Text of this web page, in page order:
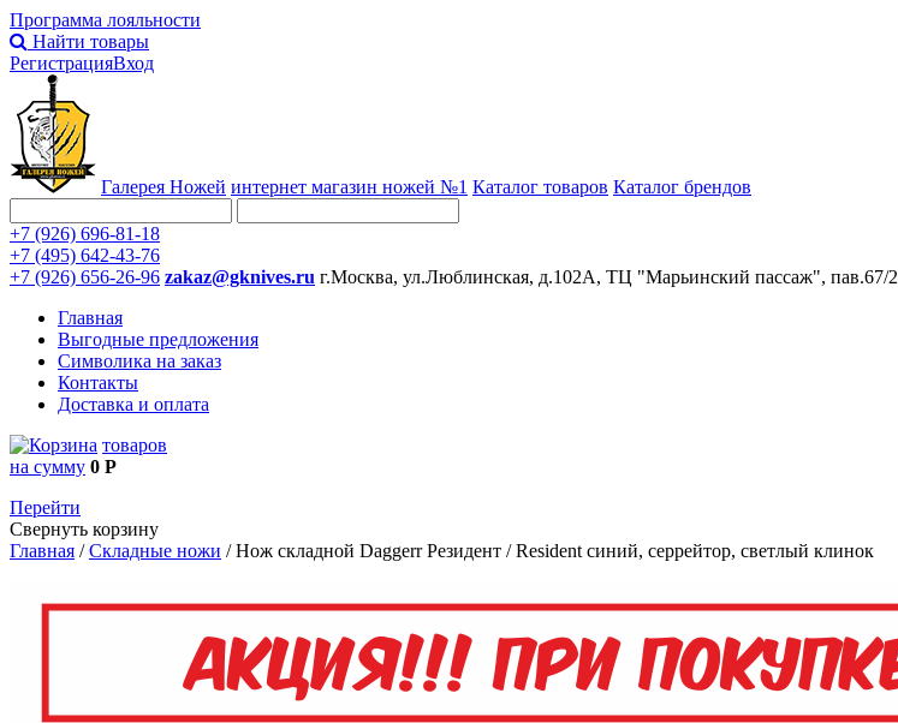
Программа лояльности
Найти товары
РегистрацияВход
Галерея Ножей интернет магазин ножей №1 Каталог товаров Каталог брендов
+7 (926) 696-81-18
+7 (495) 642-43-76
+7 (926) 656-26-96 zakaz@gknives.ru г.Москва, ул.Люблинская, д.102А, ТЦ "Марьинский пассаж", пав.67/2
Главная
Выгодные предложения
Символика на заказ
Контакты
Доставка и оплата
товаров
на сумму 0 Р
Перейти
Свернуть корзину
Главная /Складные ножи /Нож складной Daggerr Резидент / Resident синий, серрейтор, светлый клинок